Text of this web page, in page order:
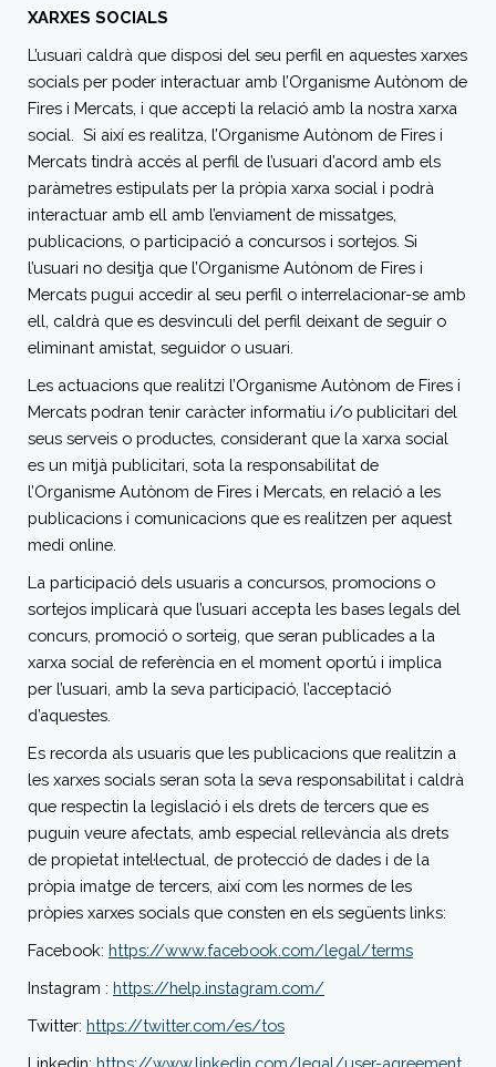
XARXES SOCIALS
L’usuari caldrà que disposi del seu perfil en aquestes xarxes
socials per poder interactuar amb l’Organisme Autònom de
Fires i Mercats, i que accepti la relació amb la nostra xarxa
social. Si així es realitza, l’Organisme Autònom de Fires i
Mercats tindrà accés al perfil de l’usuari d’acord amb els
paràmetres estipulats per la pròpia xarxa social i podrà
interactuar amb ell amb l’enviament de missatges,
publicacions, o participació a concursos i sortejos. Si
l’usuari no desitja que l’Organisme Autònom de Fires i
Mercats pugui accedir al seu perfil o interrelacionar-se amb
ell, caldrà que es desvinculi del perfil deixant de seguir o
eliminant amistat, seguidor o usuari.
Les actuacions que realitzi l’Organisme Autònom de Fires i
Mercats podran tenir caràcter informatiu i/o publicitari del
seus serveis o productes, considerant que la xarxa social
es un mitjà publicitari, sota la responsabilitat de
l’Organisme Autònom de Fires i Mercats, en relació a les
publicacions i comunicacions que es realitzen per aquest
medi online.
La participació dels usuaris a concursos, promocions o
sortejos implicarà que l’usuari accepta les bases legals del
concurs, promoció o sorteig, que seran publicades a la
xarxa social de referència en el moment oportú i implica
per l’usuari, amb la seva participació, l’acceptació
d’aquestes.
Es recorda als usuaris que les publicacions que realitzin a
les xarxes socials seran sota la seva responsabilitat i caldrà
que respectin la legislació i els drets de tercers que es
puguin veure afectats, amb especial rellevància als drets
de propietat intel·lectual, de protecció de dades i de la
pròpia imatge de tercers, així com les normes de les
pròpies xarxes socials que consten en els següents links:
Facebook: https://www.facebook.com/legal/terms
Instagram : https://help.instagram.com/
Twitter: https://twitter.com/es/tos
Linkedin: https://www.linkedin.com/legal/user-agreement